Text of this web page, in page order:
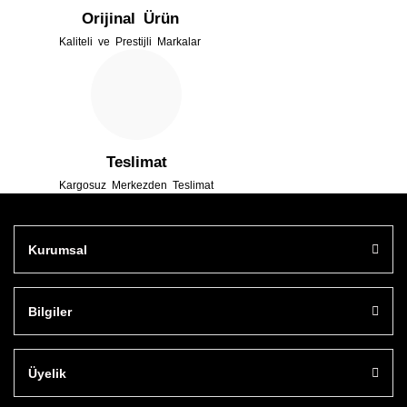
Orijinal Ürün
Kaliteli ve Prestijli Markalar
Teslimat
Kargosuz Merkezden Teslimat
Kurumsal
Bilgiler
Üyelik